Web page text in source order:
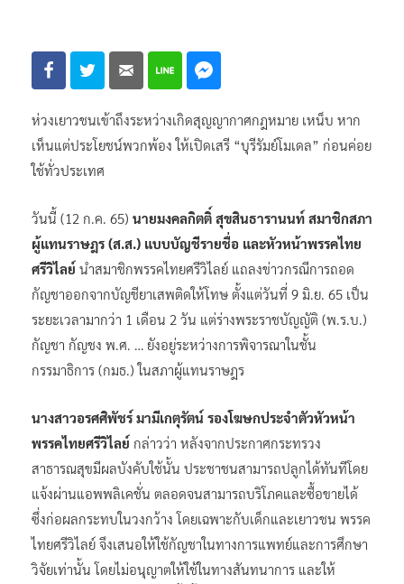
ห่วงเยาวชนเข้าถึงระหว่างเกิดสุญญากาศกฎหมาย เหน็บ หาก
เห็นแต่ประโยชน์พวกพ้อง ให้เปิดเสรี “บุรีรัมย์โมเดล” ก่อนค่อย
ใช้ทั่วประเทศ
วันนี้ (12 ก.ค. 65) นายมงคลกิตติ์ สุขสินธารานนท์ สมาชิกสภา
ผู้แทนราษฎร (ส.ส.) แบบบัญชีรายชื่อ และหัวหน้าพรรคไทย
ศรีวิไลย์ นำสมาชิกพรรคไทยศรีวิไลย์ แถลงข่าวกรณีการถอด
กัญชาออกจากบัญชียาเสพติดให้โทษ ตั้งแต่วันที่ 9 มิ.ย. 65 เป็น
ระยะเวลามากว่า 1 เดือน 2 วัน แต่ร่างพระราชบัญญัติ (พ.ร.บ.)
กัญชา กัญชง พ.ศ. … ยังอยู่ระหว่างการพิจารณาในชั้น
กรรมาธิการ (กมธ.) ในสภาผู้แทนราษฎร
นางสาวอรศศิพัชร์ มามีเกตุรัตน์ รองโฆษกประจำตัวหัวหน้า
พรรคไทยศรีวิไลย์ กล่าวว่า หลังจากประกาศกระทรวง
สาธารณสุขมีผลบังคับใช้นั้น ประชาชนสามารถปลูกได้ทันทีโดย
แจ้งผ่านแอพพลิเคชั่น ตลอดจนสามารถบริโภคและซื้อขายได้
ซึ่งก่อผลกระทบในวงกว้าง โดยเฉพาะกับเด็กและเยาวชน พรรค
ไทยศรีวิไลย์ จึงเสนอให้ใช้กัญชาในทางการแพทย์และการศึกษา
วิจัยเท่านั้น โดยไม่อนุญาตให้ใช้ในทางสันทนาการ และให้